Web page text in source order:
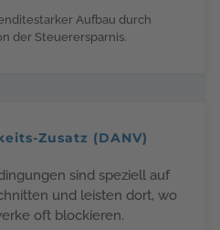
Aufbau durch
der Steuerersparnis.
Zusatz (DANV)
sind speziell auf
und leisten dort, wo
oft blockieren.